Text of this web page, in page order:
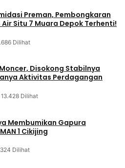
Preman, Pembongkaran
Situ 7 Muara Depok Terhenti!
Dilihat
Disokong Stabilnya
Aktivitas Perdagangan
13.428 Dilihat
Membumikan Gapura
1 Cikijing
Dilihat